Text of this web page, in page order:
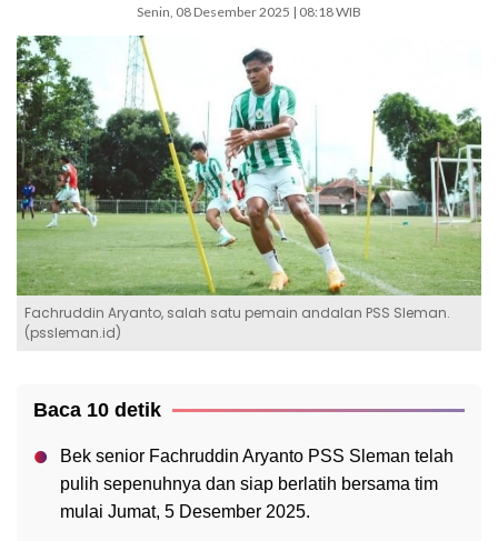
Senin, 08 Desember 2025 | 08:18 WIB
Fachruddin Aryanto, salah satu pemain andalan PSS Sleman.
(pssleman.id)
Baca 10 detik
Bek senior Fachruddin Aryanto PSS Sleman telah
pulih sepenuhnya dan siap berlatih bersama tim
mulai Jumat, 5 Desember 2025.